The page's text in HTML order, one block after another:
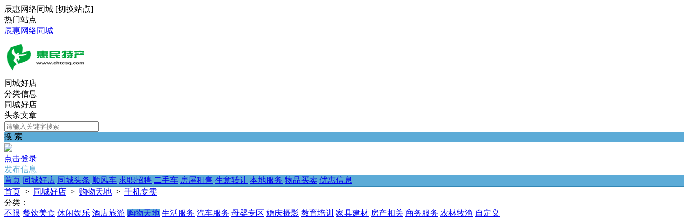
辰惠网络同城 [切换站点]
热门站点
辰惠网络同城
同城好店
分类信息
同城好店
头条文章
搜 索
点击登录
发布信息
首页 同城好店 同城头条 顺风车 求职招聘 二手车 房屋租售 生意转让 本地服务 物品买卖 优惠信息
首页 > 同城好店 > 购物天地 > 手机专卖
分类：
不限 餐饮美食 休闲娱乐 酒店旅游 购物天地 生活服务 汽车服务 母婴专区 婚庆摄影 教育培训 家具建材 房产相关 商务服务 农林牧渔 自定义